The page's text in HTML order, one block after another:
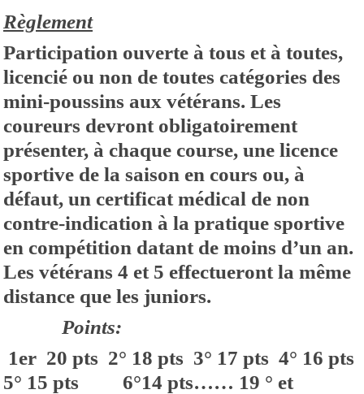
Règlement
Participation ouverte à tous et à toutes,
licencié ou non de toutes catégories des
mini-poussins aux vétérans. Les
coureurs devront obligatoirement
présenter, à chaque course, une licence
sportive de la saison en cours ou, à
défaut, un certificat médical de non
contre-indication à la pratique sportive
en compétition datant de moins d’un an.
Les vétérans 4 et 5 effectueront la même
distance que les juniors.
Points:
1er 20 pts 2° 18 pts 3° 17 pts 4° 16 pts
5° 15 pts 6°14 pts…… 19 ° et